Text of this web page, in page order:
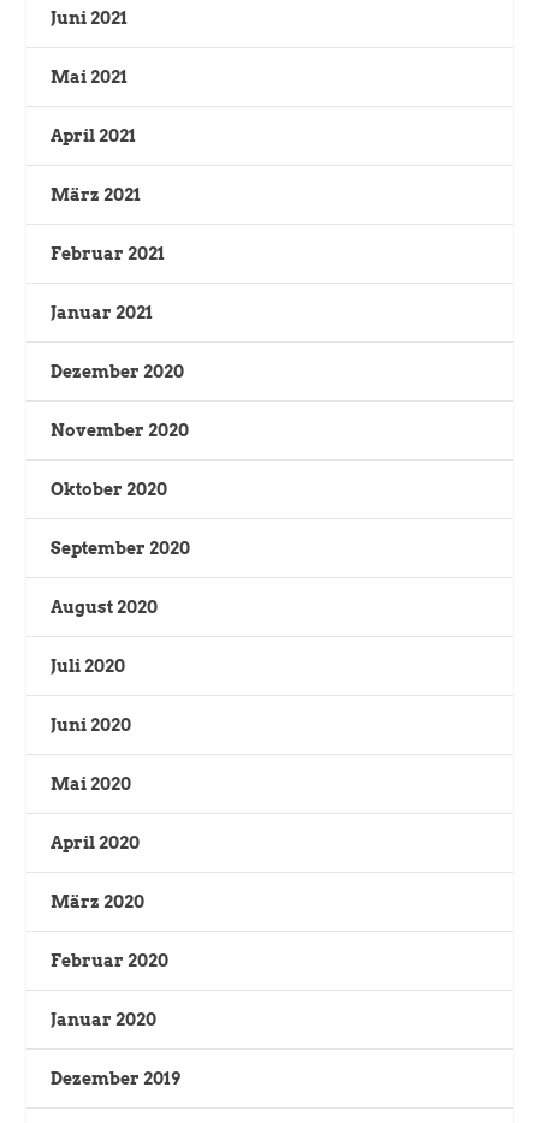
Juni 2021
Mai 2021
April 2021
März 2021
Februar 2021
Januar 2021
Dezember 2020
November 2020
Oktober 2020
September 2020
August 2020
Juli 2020
Juni 2020
Mai 2020
April 2020
März 2020
Februar 2020
Januar 2020
Dezember 2019